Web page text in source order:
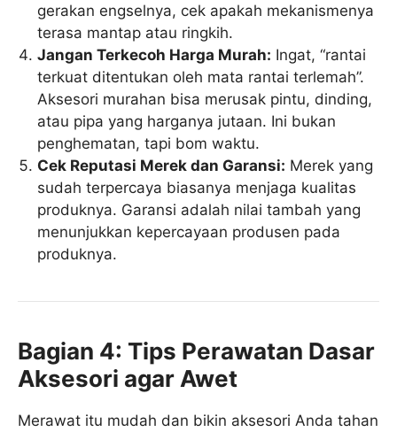
gerakan engselnya, cek apakah mekanismenya
terasa mantap atau ringkih.
Jangan Terkecoh Harga Murah: Ingat, “rantai
terkuat ditentukan oleh mata rantai terlemah”.
Aksesori murahan bisa merusak pintu, dinding,
atau pipa yang harganya jutaan. Ini bukan
penghematan, tapi bom waktu.
Cek Reputasi Merek dan Garansi: Merek yang
sudah terpercaya biasanya menjaga kualitas
produknya. Garansi adalah nilai tambah yang
menunjukkan kepercayaan produsen pada
produknya.
Bagian 4: Tips Perawatan Dasar
Aksesori agar Awet
Merawat itu mudah dan bikin aksesori Anda tahan